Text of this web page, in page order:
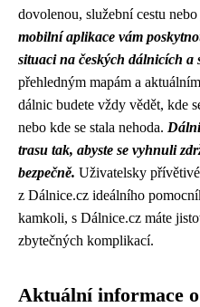
dovolenou, služební cestu
mobilní aplikace vám
situaci na českých dálnicích
přehledným mapám a
dálnic budete vždy vědět, kde
nebo kde se stala nehoda.
trasu tak, abyste se vyhnuli
bezpečně. Uživatelsky
z Dálnice.cz ideálního
kamkoli, s Dálnice.cz máte
zbytečných komplikací.
Aktuální informace